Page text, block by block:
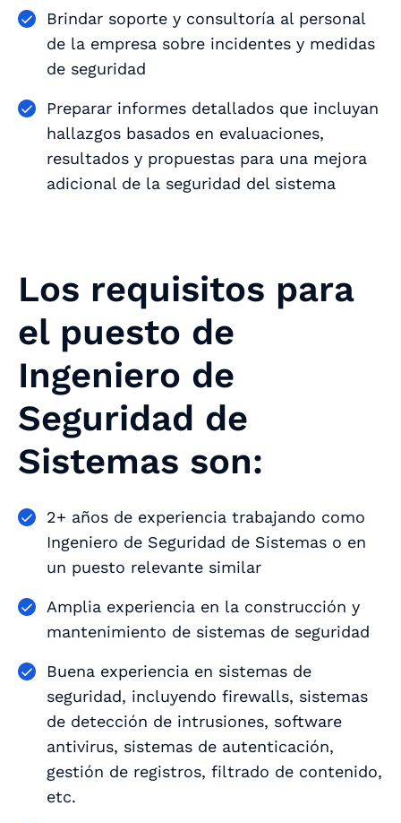
Brindar soporte y consultoría al personal
de la empresa sobre incidentes y medidas
de seguridad
Preparar informes detallados que incluyan
hallazgos basados en evaluaciones,
resultados y propuestas para una mejora
adicional de la seguridad del sistema
Los requisitos para
el puesto de
Ingeniero de
Seguridad de
Sistemas son:
2+ años de experiencia trabajando como
Ingeniero de Seguridad de Sistemas o en
un puesto relevante similar
Amplia experiencia en la construcción y
mantenimiento de sistemas de seguridad
Buena experiencia en sistemas de
seguridad, incluyendo firewalls, sistemas
de detección de intrusiones, software
antivirus, sistemas de autenticación,
gestión de registros, filtrado de contenido,
etc.